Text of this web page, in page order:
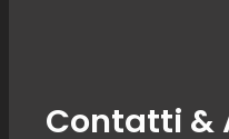
Contatti &